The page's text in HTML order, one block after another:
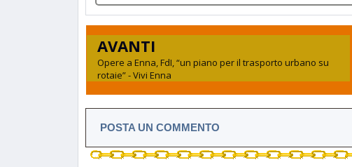
AVANTI
Opere a Enna, FdI, “un piano per il trasporto urbano su
rotaie” - Vivi Enna
POSTA UN COMMENTO